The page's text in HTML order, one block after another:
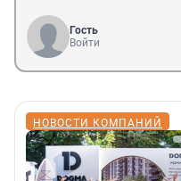
Гость
Войти
НОВОСТИ КОМПАНИЙ